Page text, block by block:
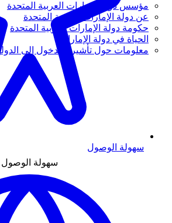
مؤسس دولة الإمارات العربية المتحدة
عن دولة الإمارات العربية المتحدة
حكومة دولة الإمارات العربية المتحدة
الحياة في دولة الإمارات
معلومات حول تأشيرة الدخول إلى الدولة
سهولة الوصول
سهولة الوصول